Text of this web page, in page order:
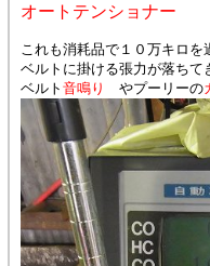
オートテンショナー
これも消耗品で１０万キロを
ベルトに掛ける張力が落ちて
ベルト 音鳴り やプーリーの